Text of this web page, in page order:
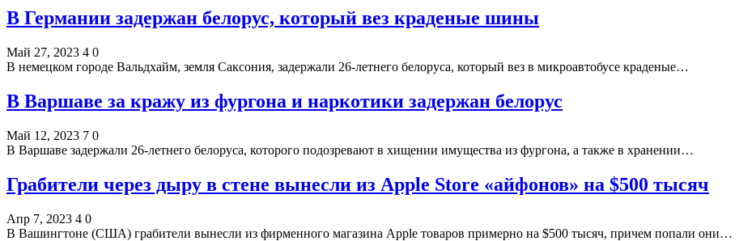
В Германии задержан белорус, который вез краденые шины
Май 27, 2023 4 0
В немецком городе Вальдхайм, земля Саксония, задержали 26-летнего белоруса, который вез в микроавтобусе краденые…
В Варшаве за кражу из фургона и наркотики задержан белорус
Май 12, 2023 7 0
В Варшаве задержали 26-летнего белоруса, которого подозревают в хищении имущества из фургона, а также в хранении…
Грабители через дыру в стене вынесли из Apple Store «айфонов» на $500 тысяч
Апр 7, 2023 4 0
В Вашингтоне (США) грабители вынесли из фирменного магазина Apple товаров примерно на $500 тысяч, причем попали они…